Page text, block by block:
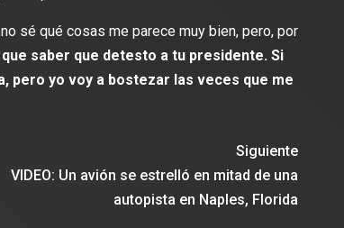
sé qué cosas me parece muy bien, pero, por
saber que detesto a tu presidente. Si
pero yo voy a bostezar las veces que me
Siguiente
VIDEO: Un avión se estrelló en mitad de una
autopista en Naples, Florida